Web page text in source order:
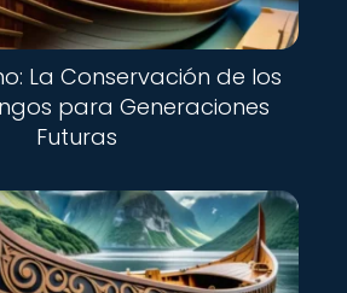
La Conservación de los
para Generaciones
Futuras